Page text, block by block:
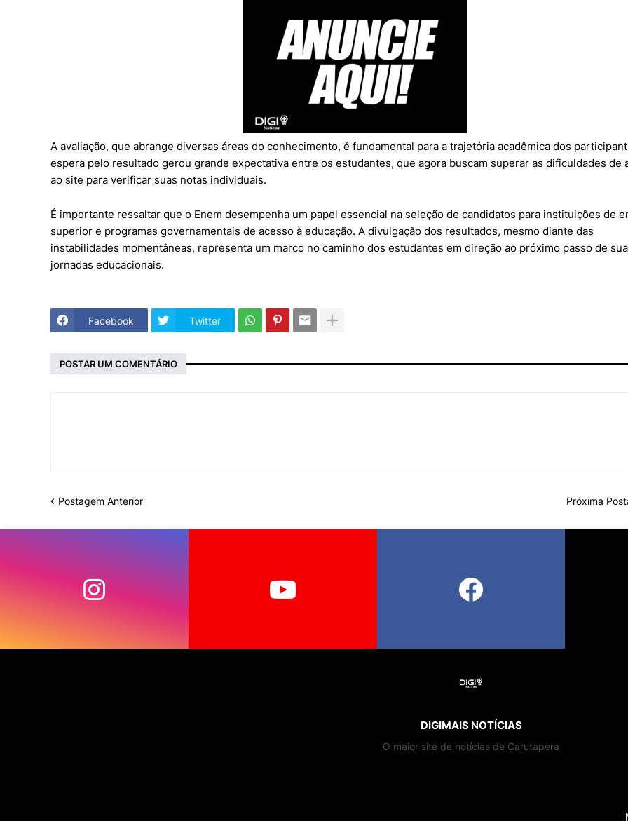
A avaliação, que abrange diversas áreas do conhecimento, é fundamental para a trajetória acadêmica dos
espera pelo resultado gerou grande expectativa entre os estudantes, que agora buscam superar as dificuldades de
ao site para verificar suas notas individuais.
É importante ressaltar que o Enem desempenha um papel essencial na seleção de candidatos para instituições de
superior e programas governamentais de acesso à educação. A divulgação dos resultados, mesmo diante das
instabilidades momentâneas, representa um marco no caminho dos estudantes em direção ao próximo passo de
jornadas educacionais.
Facebook Twitter
POSTAR UM COMENTÁRIO
Postagem Anterior Próxima
DIGIMAIS NOTÍCIAS
O maior site de notícias de Carutapera